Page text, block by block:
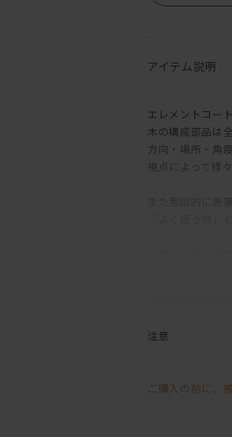
アイテム説明
エレメントコー
木の構成部品は
方向・場所・角
視点によって様
カラーはオーク
注意
ご購入の前に、